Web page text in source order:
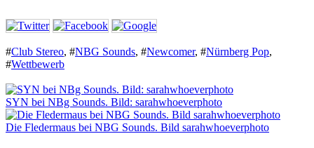
#Club Stereo, #NBG Sounds, #Newcomer, #Nürnberg Pop,
#Wettbewerb
SYN bei NBg Sounds. Bild: sarahwhoeverphoto
Die Fledermaus bei NBG Sounds. Bild sarahwhoeverphoto